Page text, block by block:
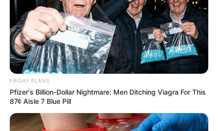
FRIDAY PLANS
Pfizer's Billion-Dollar Nightmare: Men Ditching Viagra For This
87¢ Aisle 7 Blue Pill